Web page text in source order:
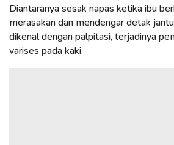
Diantaranya sesak napas ketika ibu
merasakan dan mendengar detak
dikenal dengan palpitasi, terjadinya
varises pada kaki.